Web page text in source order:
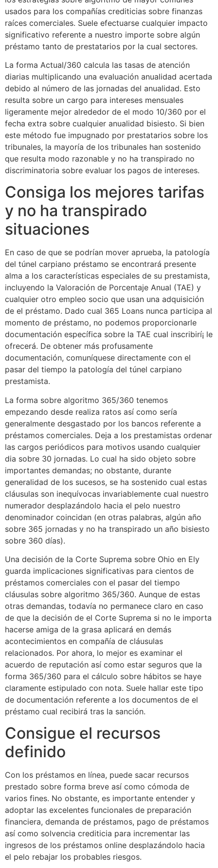
usados para los compañías crediticias sobre finanzas
raíces comerciales. Suele efectuarse cualquier impacto
significativo referente a nuestro importe sobre algún
préstamo tanto de prestatarios por la cual sectores.
La forma Actual/360 calcula las tasas de atención
diarias multiplicando una evaluación anualidad acertada
debido al número de las jornadas del anualidad. Esto
resulta sobre un cargo para intereses mensuales
ligeramente mejor alrededor de el modo 10/360 por el
fecha extra sobre cualquier anualidad bisiesto. Si bien
este método fue impugnado por prestatarios sobre los
tribunales, la mayoría de los tribunales han sostenido
que resulta modo razonable y no ha transpirado no
discriminatoria sobre evaluar los pagos de intereses.
Consiga los mejores tarifas
y no ha transpirado
situaciones
En caso de que se podrí­an mover aprueba, la patologí­a
del túnel carpiano préstamo se encontrará presente
alma a los características especiales de su prestamista,
incluyendo la Valoración de Porcentaje Anual (TAE) y
cualquier otro empleo socio que usan una adquisición
de el préstamo. Dado cual 365 Loans nunca participa al
momento de préstamo, no podemos proporcionarle
documentación específica sobre la TAE cual inscribirí¡ le
ofrecerá. De obtener más profusamente
documentación, comuníquese directamente con el
pasar del tiempo la patologí­a del túnel carpiano
prestamista.
La forma sobre algoritmo 365/360 tenemos
empezando desde realiza ratos así­ como serí­a
generalmente desgastado por los bancos referente a
préstamos comerciales. Deja a los prestamistas ordenar
las cargos periódicos para motivos usando cualquier
dia sobre 30 jornadas. Lo cual ha sido objeto sobre
importantes demandas; no obstante, durante
generalidad de los sucesos, se ha sostenido cual estas
cláusulas son inequívocas invariablemente cual nuestro
numerador desplazándolo hacia el pelo nuestro
denominador coincidan (en otras palabras, algún año
sobre 365 jornadas y no ha transpirado un año bisiesto
sobre 360 ​​días).
Una decisión de la Corte Suprema sobre Ohio en Ely
guarda implicaciones significativas para cientos de
préstamos comerciales con el pasar del tiempo
cláusulas sobre algoritmo 365/360. Aunque de estas
otras demandas, todavía no permanece claro en caso
de que la decisión de el Corte Suprema si no le importa
hacerse amiga de la grasa aplicará en demás
acontecimientos en compañía de cláusulas
relacionados. Por ahora, lo mejor es examinar el
acuerdo de reputación así­ como estar seguros que la
forma 365/360 para el cálculo sobre hábitos se haye
claramente estipulado con nota. Suele hallar este tipo
de documentación referente a los documentos de el
préstamo cual recibirá tras la sanción.
Consigue el recursos
definido
Con los préstamos en línea, puede sacar recursos
prestado sobre forma breve así­ como cómoda de
varios fines. No obstante, es importante entender y
adoptar las excelentes funcionales de preparación
financiera, demanda de préstamos, pago de préstamos
así­ como solvencia crediticia para incrementar las
ingresos de los préstamos online desplazándolo hacia
el pelo rebajar los probables riesgos.